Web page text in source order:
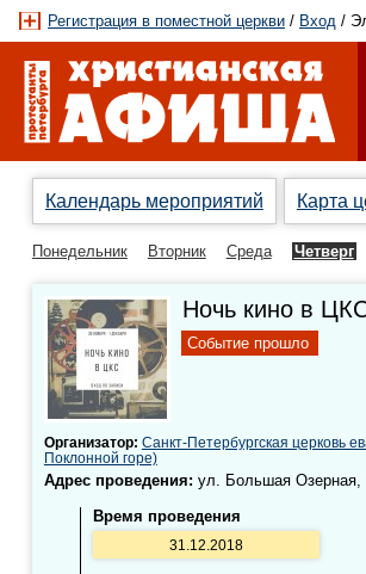
Регистрация в поместной церкви / Вход /
Календарь мероприятий Карта
Понедельник Вторник Среда Четверг
Ночь кино в
Событие прошло
Организатор: Санкт-Петербургская церковь
Поклонной горе)
Адрес проведения: ул. Большая Озерная,
Время проведения
31.12.2018